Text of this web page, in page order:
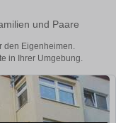
und Paare
den Eigenheimen.
in Ihrer Umgebung.